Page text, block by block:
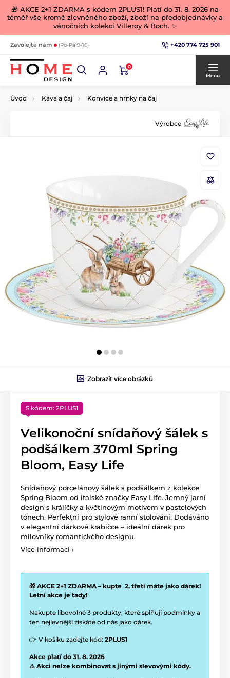
🎁 AKCE 2+1 ZDARMA s kódem 2PLUS1! Platí do 31. 8. 2026 na
téměř vše kromě zlevněného zboží, zboží na předobjednávky a
vánočních kolekcí Villeroy & Boch. ✨
Zavolejte nám (Po-Pá 9-16) +420 774 725 901
0
Menu
Úvod Káva a čaj Konvice a hrnky na čaj
Výrobce
Zobrazit více obrázků
S kódem: 2PLUS1
Velikonoční snídaňový šálek s
podšálkem 370ml Spring
Bloom, Easy Life
Snídaňový porcelánový šálek s podšálkem z kolekce
Spring Bloom od italské značky Easy Life. Jemný jarní
design s králíčky a květinovým motivem v pastelových
tónech. Perfektní pro stylové ranní stolování. Dodáváno
v elegantní dárkové krabičce – ideální dárek pro
milovníky romantického designu.
Více informací ›
🎁 AKCE 2+1 ZDARMA – kupte 2, třetí máte jako dárek!
Letní akce je tady!
Nakupte libovolné 3 produkty, které splňují podmínky a
ten nejlevnější získáte od nás jako dárek.
👉 V košíku zadejte kód: 2PLUS1
Akce platí do 31. 8. 2026
⚠️ Akci nelze kombinovat s jinými slevovými kódy.